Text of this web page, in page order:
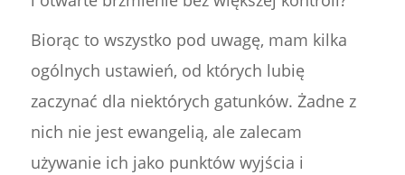
Biorąc to wszystko pod uwagę, mam kilka
ogólnych ustawień, od których lubię
zaczynać dla niektórych gatunków. Żadne z
nich nie jest ewangelią, ale zalecam
używanie ich jako punktów wyjścia i